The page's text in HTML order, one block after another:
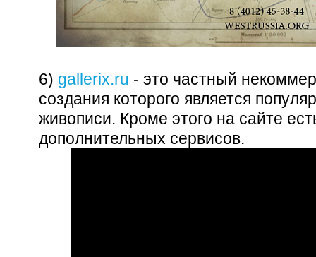
6) gallerix.ru - это частный
создания которого является
живописи. Кроме этого на сайте
дополнительных сервисов.